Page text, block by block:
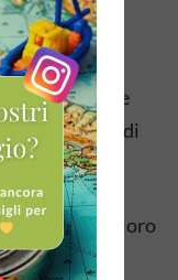
una base
di un’ora di
, con il loro